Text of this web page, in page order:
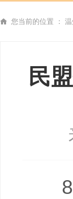
您当前的位置 ：
民
8月